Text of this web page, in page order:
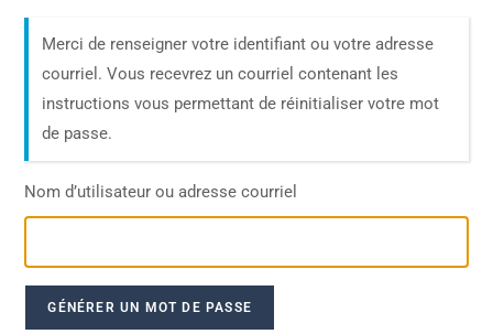
Merci de renseigner votre identifiant ou votre adresse
courriel. Vous recevrez un courriel contenant les
instructions vous permettant de réinitialiser votre mot
de passe.
Nom d’utilisateur ou adresse courriel
GÉNÉRER UN MOT DE PASSE